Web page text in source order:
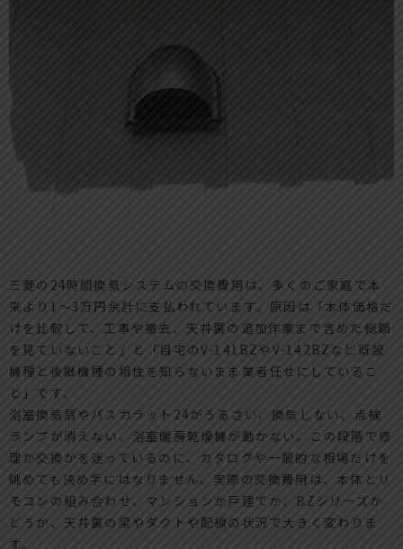
三菱の24時間換気システムの交換費用は、多くのご家庭で本
来より1〜3万円余計に支払われています。原因は「本体価格だ
けを比較して、工事や撤去、天井裏の追加作業まで含めた総額
を見ていないこと」と「自宅のV-141BZやV-142BZなど既設
機種と後継機種の相性を知らないまま業者任せにしているこ
と」です。
浴室換気扇やバスカラット24がうるさい、換気しない、点検
ランプが消えない、浴室暖房乾燥機が動かない。この段階で修
理か交換かを迷っているのに、カタログや一般的な相場だけを
眺めても決め手にはなりません。実際の交換費用は、本体とリ
モコンの組み合わせ、マンションか戸建てか、BZシリーズか
どうか、天井裏の梁やダクトや配線の状況で大きく変わりま
す。